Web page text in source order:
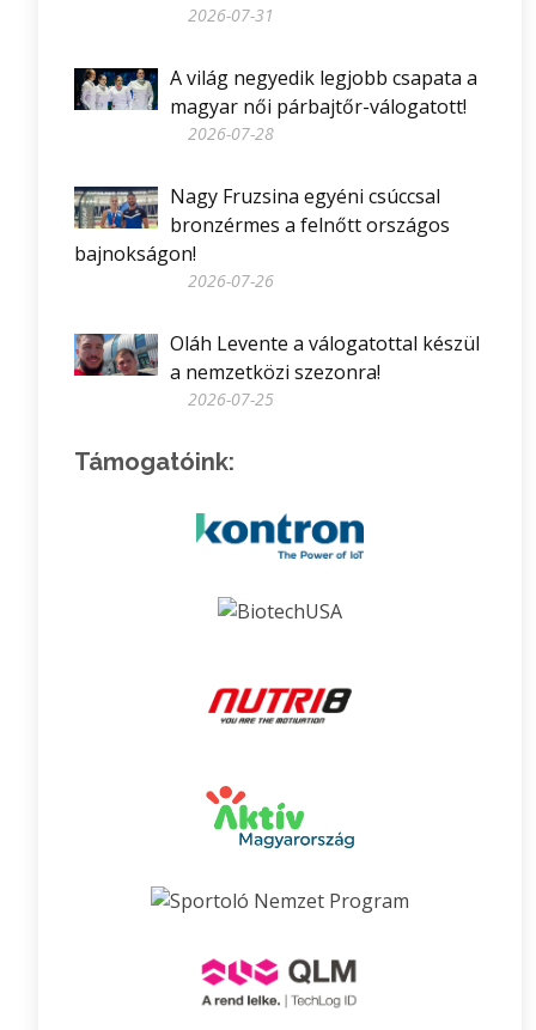
2026-07-31
A világ negyedik legjobb csapata a
magyar női párbajtőr-válogatott!
2026-07-28
Nagy Fruzsina egyéni csúccsal
bronzérmes a felnőtt országos
bajnokságon!
2026-07-26
Oláh Levente a válogatottal készül
a nemzetközi szezonra!
2026-07-25
Támogatóink: